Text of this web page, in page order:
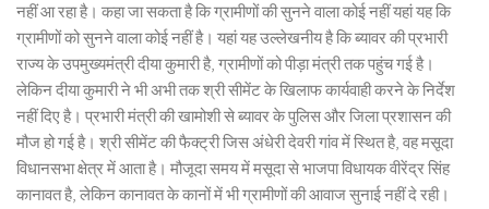
नहीं आ रहा है। कहा जा सकता है कि ग्रामीणों की सुनने वाला कोई नहीं यहां यह कि
ग्रामीणों को सुनने वाला कोई नहीं है। यहां यह उल्लेखनीय है कि ब्यावर की प्रभारी
राज्य के उपमुख्यमंत्री दीया कुमारी है, ग्रामीणों को पीड़ा मंत्री तक पहुंच गई है।
लेकिन दीया कुमारी ने भी अभी तक श्री सीमेंट के खिलाफ कार्यवाही करने के निर्देश
नहीं दिए है। प्रभारी मंत्री की खामोशी से ब्यावर के पुलिस और जिला प्रशासन की
मौज हो गई है। श्री सीमेंट की फैक्ट्री जिस अंधेरी देवरी गांव में स्थित है, वह मसूदा
विधानसभा क्षेत्र में आता है। मौजूदा समय में मसूदा से भाजपा विधायक वीरेंद्र सिंह
कानावत है, लेकिन कानावत के कानों में भी ग्रामीणों की आवाज सुनाई नहीं दे रही।